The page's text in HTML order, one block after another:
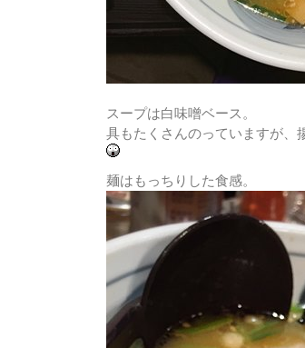
スープは白味噌ベース。
具もたくさんのっていますが、
麺はもっちりした食感。